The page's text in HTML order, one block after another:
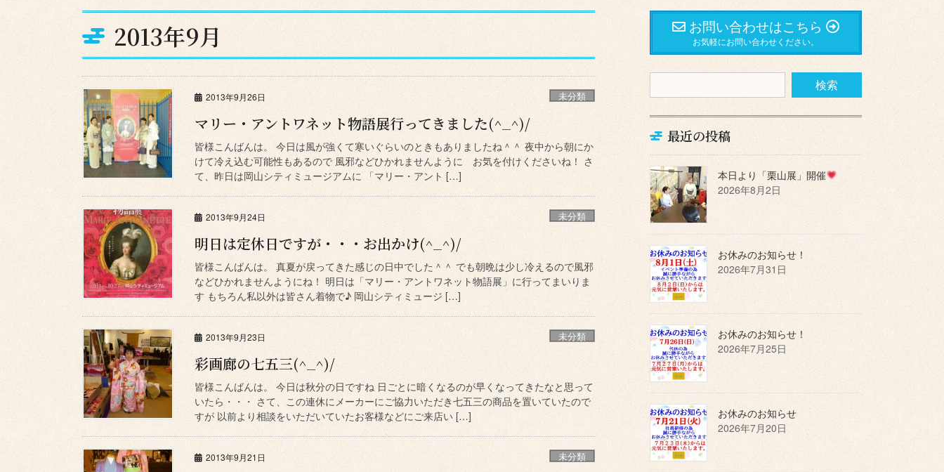
2013年9月
2013年9月26日 未分類
マリー・アントワネット物語展行ってきました(^_^)/
皆様こんばんは。 今日は風が強くて寒いぐらいのときもありましたね＾＾ 夜中から朝にか
けて冷え込む可能性もあるので 風邪などひかれませんように お気を付けくださいね！ さ
て、昨日は岡山シティミュージアムに 「マリー・アント […]
2013年9月24日 未分類
明日は定休日ですが・・・お出かけ(^_^)/
皆様こんばんは。 真夏が戻ってきた感じの日中でした＾＾ でも朝晩は少し冷えるので風邪
などひかれませんようにね！ 明日は「マリー・アントワネット物語展」に行ってまいりま
す もちろん私以外は皆さん着物で♪ 岡山シティミュージ […]
2013年9月23日 未分類
彩画廊の七五三(^_^)/
皆様こんばんは。 今日は秋分の日ですね 日ごとに暗くなるのが早くなってきたなと思って
いたら・・・ さて、この連休にメーカーにご協力いただき七五三の商品を置いていたので
すが 以前より相談をいただいていたお客様などにご来店い […]
2013年9月21日 未分類
お問い合わせはこちら
お気軽にお問い合わせください。
最近の投稿
本日より「栗山展」開催
2026年8月2日
お休みのお知らせ！
2026年7月31日
お休みのお知らせ！
2026年7月25日
お休みのお知らせ
2026年7月20日